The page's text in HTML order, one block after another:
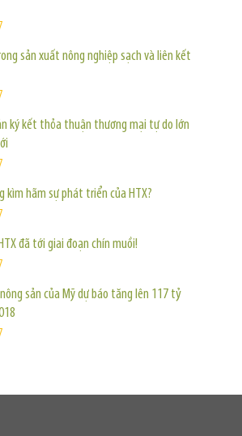
sản xuất nông nghiệp sạch và liên kết
ký kết thỏa thuận thương mại tự do lớn
kìm hãm sự phát triển của HTX?
đã tới giai đoạn chín muồi!
sản của Mỹ dự báo tăng lên 117 tỷ